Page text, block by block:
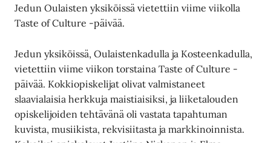
Jedun Oulaisten yksiköissä vietettiin viime viikolla
Taste of Culture -päivää.
Jedun yksiköissä, Oulaistenkadulla ja Kosteenkadulla,
vietettiin viime viikon torstaina Taste of Culture -
päivää. Kokkiopiskelijat olivat valmistaneet
slaavialaisia herkkuja maistiaisiksi, ja liiketalouden
opiskelijoiden tehtävänä oli vastata tapahtuman
kuvista, musiikista, rekvisiitasta ja markkinoinnista.